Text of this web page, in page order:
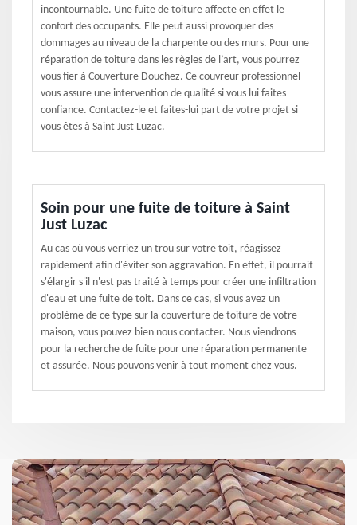
incontournable. Une fuite de toiture affecte en effet le
confort des occupants. Elle peut aussi provoquer des
dommages au niveau de la charpente ou des murs. Pour une
réparation de toiture dans les règles de l’art, vous pourrez
vous fier à Couverture Douchez. Ce couvreur professionnel
vous assure une intervention de qualité si vous lui faites
confiance. Contactez-le et faites-lui part de votre projet si
vous êtes à Saint Just Luzac.
Soin pour une fuite de toiture à Saint
Just Luzac
Au cas où vous verriez un trou sur votre toit, réagissez
rapidement afin d'éviter son aggravation. En effet, il pourrait
s'élargir s'il n'est pas traité à temps pour créer une infiltration
d'eau et une fuite de toit. Dans ce cas, si vous avez un
problème de ce type sur la couverture de toiture de votre
maison, vous pouvez bien nous contacter. Nous viendrons
pour la recherche de fuite pour une réparation permanente
et assurée. Nous pouvons venir à tout moment chez vous.